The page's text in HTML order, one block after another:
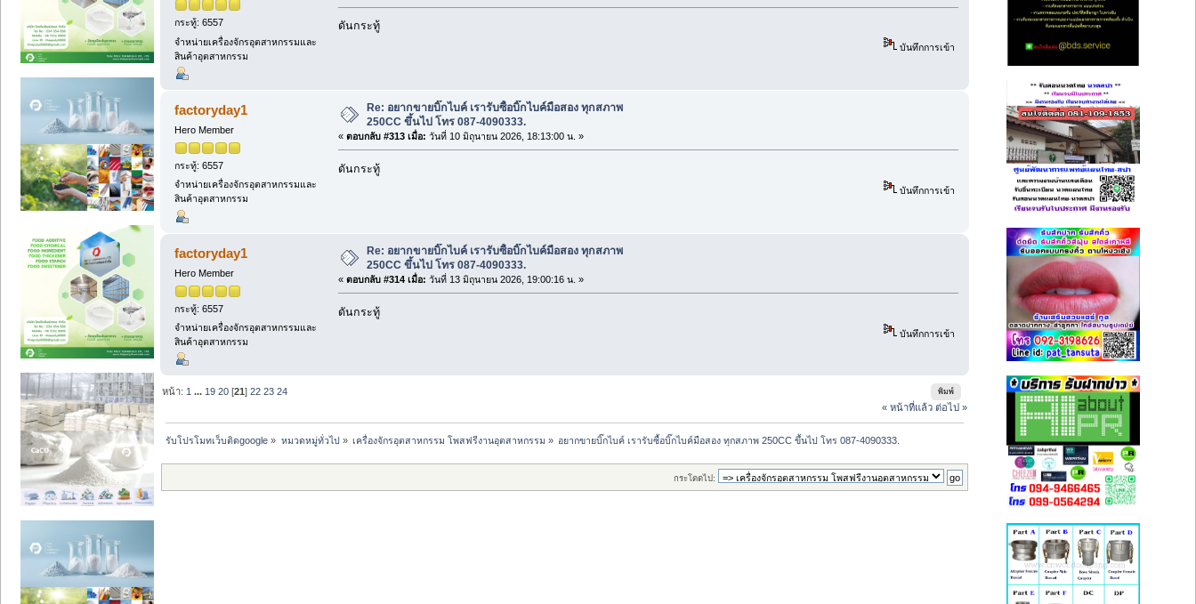
กระทู้: 6557
จำหน่ายเครื่องจักรอุตสาหกรรมและ
สินค้าอุตสาหกรรม
ดันกระทู้
บันทึกการเข้า
factoryday1
Hero Member
กระทู้: 6557
จำหน่ายเครื่องจักรอุตสาหกรรมและ
สินค้าอุตสาหกรรม
Re: อยากขายบิ๊กไบค์ เรารับซื้อบิ๊กไบค์มือสอง ทุกสภาพ
250CC ขึ้นไป โทร 087-4090333.
« ตอบกลับ #313 เมื่อ: วันที่ 10 มิถุนายน 2026, 18:13:00 น. »
ดันกระทู้
บันทึกการเข้า
factoryday1
Hero Member
กระทู้: 6557
จำหน่ายเครื่องจักรอุตสาหกรรมและ
สินค้าอุตสาหกรรม
Re: อยากขายบิ๊กไบค์ เรารับซื้อบิ๊กไบค์มือสอง ทุกสภาพ
250CC ขึ้นไป โทร 087-4090333.
« ตอบกลับ #314 เมื่อ: วันที่ 13 มิถุนายน 2026, 19:00:16 น. »
ดันกระทู้
บันทึกการเข้า
พิมพ์
หน้า: 1 ... 19 20 [21]22 23 24
« หน้าที่แล้ว ต่อไป »
รับโปรโมทเว็บติดgoogle » หมวดหมู่ทั่วไป » เครื่องจักรอุตสาหกรรม โพสฟรีงานอุตสาหกรรม » อยากขายบิ๊กไบค์ เรารับซื้อบิ๊กไบค์มือสอง ทุกสภาพ 250CC ขึ้นไป โทร 087-4090333.
กระโดดไป: